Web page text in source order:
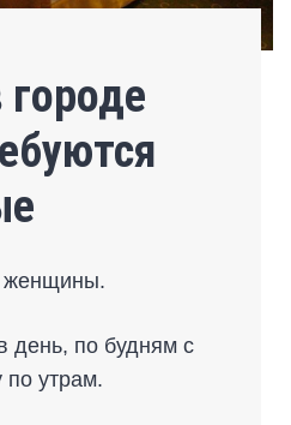
городе
женщины.
день, по будням с
по утрам.